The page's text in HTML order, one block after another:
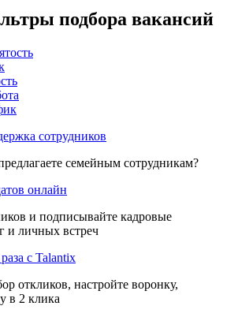
подбора вакансий
сотрудников
семейным сотрудникам?
онлайн
и подписывайте кадровые
и личных встреч
с Talantix
откликов, настройте воронку,
в 2 клика